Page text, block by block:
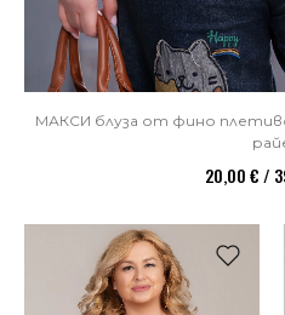
МАКСИ блуза от фино
20,00 € /